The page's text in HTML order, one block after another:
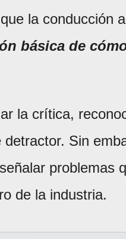
la conducción
básica de
la crítica,
detractor. Sin
problemas
de la industria.